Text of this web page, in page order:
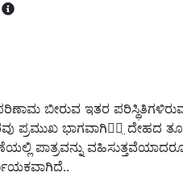
ಬೀರುವ ಇತರ
ಪ್ರಮುಖ ಭಾಗವಾಗಿದೆ̤ ದೇಹದ
ಪಾತ್ರವನ್ನು